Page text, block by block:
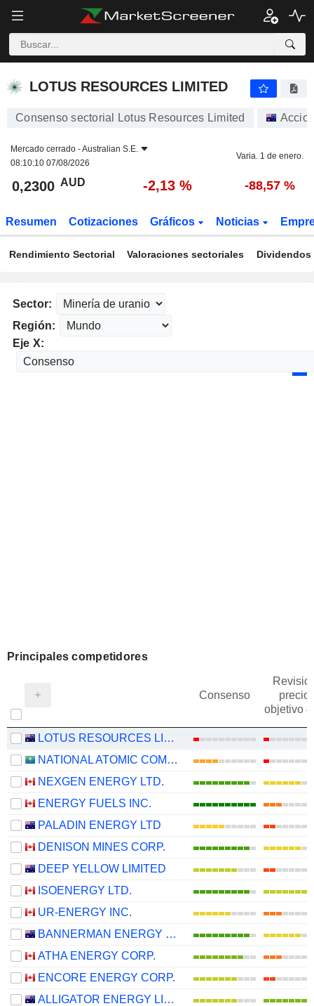
LOTUS RESOURCES LIMITED -2,13 %
LOTUS RESOURCES LIMITED
Consenso sectorial Lotus Resources Limited
Mercado cerrado -Australian S.E.
08:10:10 07/08/2026
Varia. 1 de enero.
0,2300 AUD -2,13 % -88,57 %
Resumen Cotizaciones Gráficos Noticias
Rendimiento Sectorial Valoraciones sectoriales
Sector:
Región:
Eje X:
Principales competidores
Consenso
precio
objetivo
LOTUS RESOURCES LIMITED
NATIONAL ATOMIC COMPANY KAZATOMPROM
NEXGEN ENERGY LTD.
ENERGY FUELS INC.
PALADIN ENERGY LTD
DENISON MINES CORP.
DEEP YELLOW LIMITED
ISOENERGY LTD.
UR-ENERGY INC.
BANNERMAN ENERGY LTD
ATHA ENERGY CORP.
ENCORE ENERGY CORP.
ALLIGATOR ENERGY LIMITED